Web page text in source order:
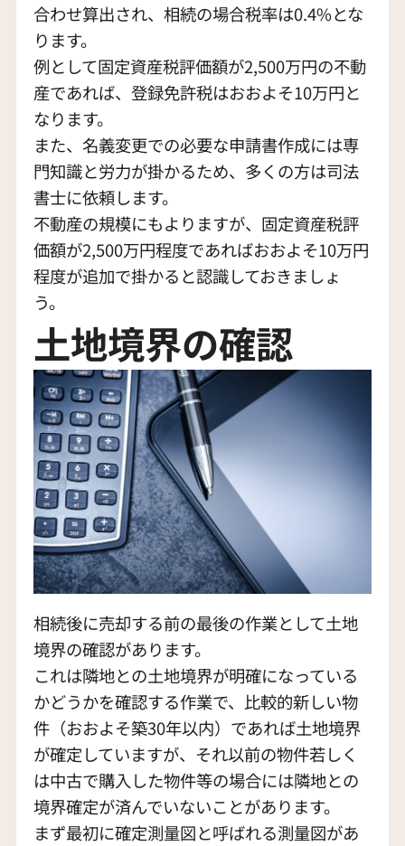
合わせ算出され、相続の場合税率は0.4%とな
ります。
例として固定資産税評価額が2,500万円の不動
産であれば、登録免許税はおおよそ10万円と
なります。
また、名義変更での必要な申請書作成には専
門知識と労力が掛かるため、多くの方は司法
書士に依頼します。
不動産の規模にもよりますが、固定資産税評
価額が2,500万円程度であればおおよそ10万円
程度が追加で掛かると認識しておきましょ
う。
土地境界の確認
相続後に売却する前の最後の作業として土地
境界の確認があります。
これは隣地との土地境界が明確になっている
かどうかを確認する作業で、比較的新しい物
件（おおよそ築30年以内）であれば土地境界
が確定していますが、それ以前の物件若しく
は中古で購入した物件等の場合には隣地との
境界確定が済んでいないことがあります。
まず最初に確定測量図と呼ばれる測量図があ